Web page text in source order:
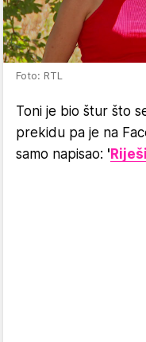
Foto: RTL
Toni je bio štur što
prekidu pa je na
samo napisao: '